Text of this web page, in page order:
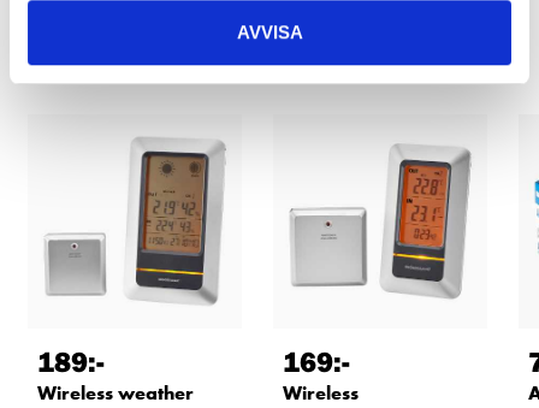
AVVISA
Other customers also bought
189:-
Wireless weather
169:-
Wireless